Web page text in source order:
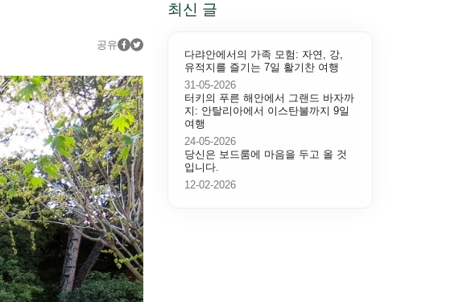
공유
최신 글
다랴안에서의 가족 모험: 자연, 강,
유적지를 즐기는 7일 활기찬 여행
31-05-2026
터키의 푸른 해안에서 그랜드 바자까
지: 안탈리아에서 이스탄불까지 9일
여행
24-05-2026
당신은 보드룸에 마음을 두고 올 것
입니다.
12-02-2026